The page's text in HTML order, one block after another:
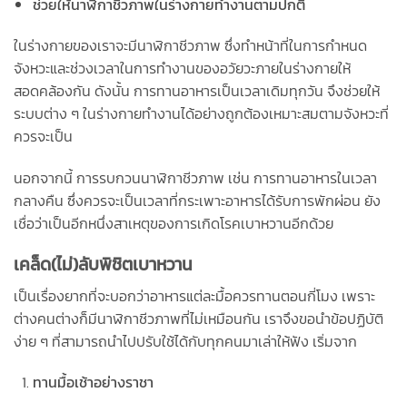
ในร่างกายของเราจะมีนาฬิกาชีวภาพ ซึ่งทำหน้าที่ในการกำหนด
จังหวะและช่วงเวลาในการทำงานของอวัยวะภายในร่างกายให้
สอดคล้องกัน ดังนั้น การทานอาหารเป็นเวลาเดิมทุกวัน จึงช่วยให้
ระบบต่าง ๆ ในร่างกายทำงานได้อย่างถูกต้องเหมาะสมตามจังหวะที่
ควรจะเป็น
นอกจากนี้ การรบกวนนาฬิกาชีวภาพ เช่น การทานอาหารในเวลา
กลางคืน ซึ่งควรจะเป็นเวลาที่กระเพาะอาหารได้รับการพักผ่อน ยัง
เชื่อว่าเป็นอีกหนึ่งสาเหตุของการเกิดโรคเบาหวานอีกด้วย
เคล็ด(ไม่)ลับพิชิตเบาหวาน
เป็นเรื่องยากที่จะบอกว่าอาหารแต่ละมื้อควรทานตอนกี่โมง เพราะ
ต่างคนต่างก็มีนาฬิกาชีวภาพที่ไม่เหมือนกัน เราจึงขอนำข้อปฏิบัติ
ง่าย ๆ ที่สามารถนำไปปรับใช้ได้กับทุกคนมาเล่าให้ฟัง เริ่มจาก
ทานมื้อเช้าอย่างราชา